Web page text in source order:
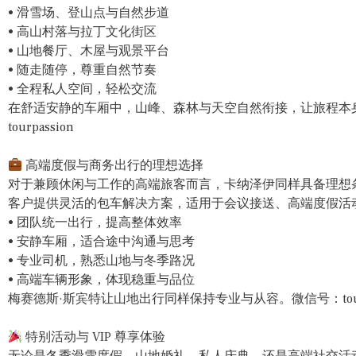
• 滑雪场、登山点与自然步道
• 高山村落与拉丁文化街区
• 山地餐厅、木屋与观景平台
• 随走随停，尊重自然节奏
• 全程私人空间，轻松交流
在舒适安静的车厢中，山峰、森林与天空自然衔接，让旅程
tourpassion
高端度假与商务出行的理想选择
对于兼顾休闲与工作的高端旅客而言，卡纳泽伊同样具备理
客户提供灵活的包车解决方案，适用于会议接送、高端度假
• 团队统一出行，提高整体效率
• 安静车厢，适合途中沟通与思考
• 专业司机，熟悉山地与冬季路况
• 高端车辆形象，体现稳重与品位
梅赛德斯·斯宾特让山地出行同样保持专业与从容。微信号：
特别活动与 VIP 尊享体验